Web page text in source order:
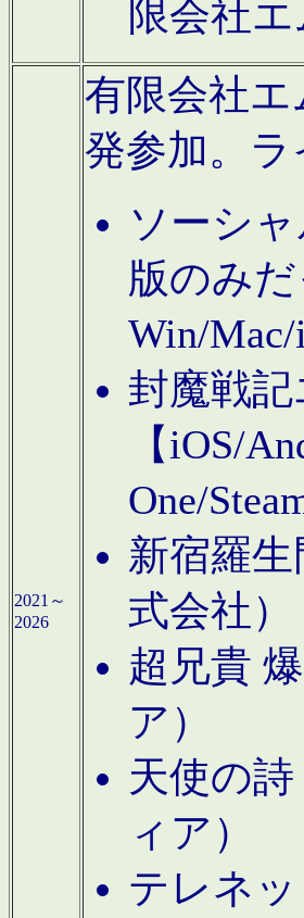
限会社エ
2021～
2026
有限会社
発参加。
ソーシ
版のみ
Win/
封魔戦
【iOS/
One/
新宿羅
式会社）
超兄貴
ア）
天使の
ィア）
テレネ